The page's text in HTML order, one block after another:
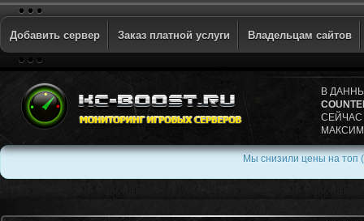
В
Добавить сервер Заказ платной услуги Владельцам сайтов
Мы снизили цены на топ (